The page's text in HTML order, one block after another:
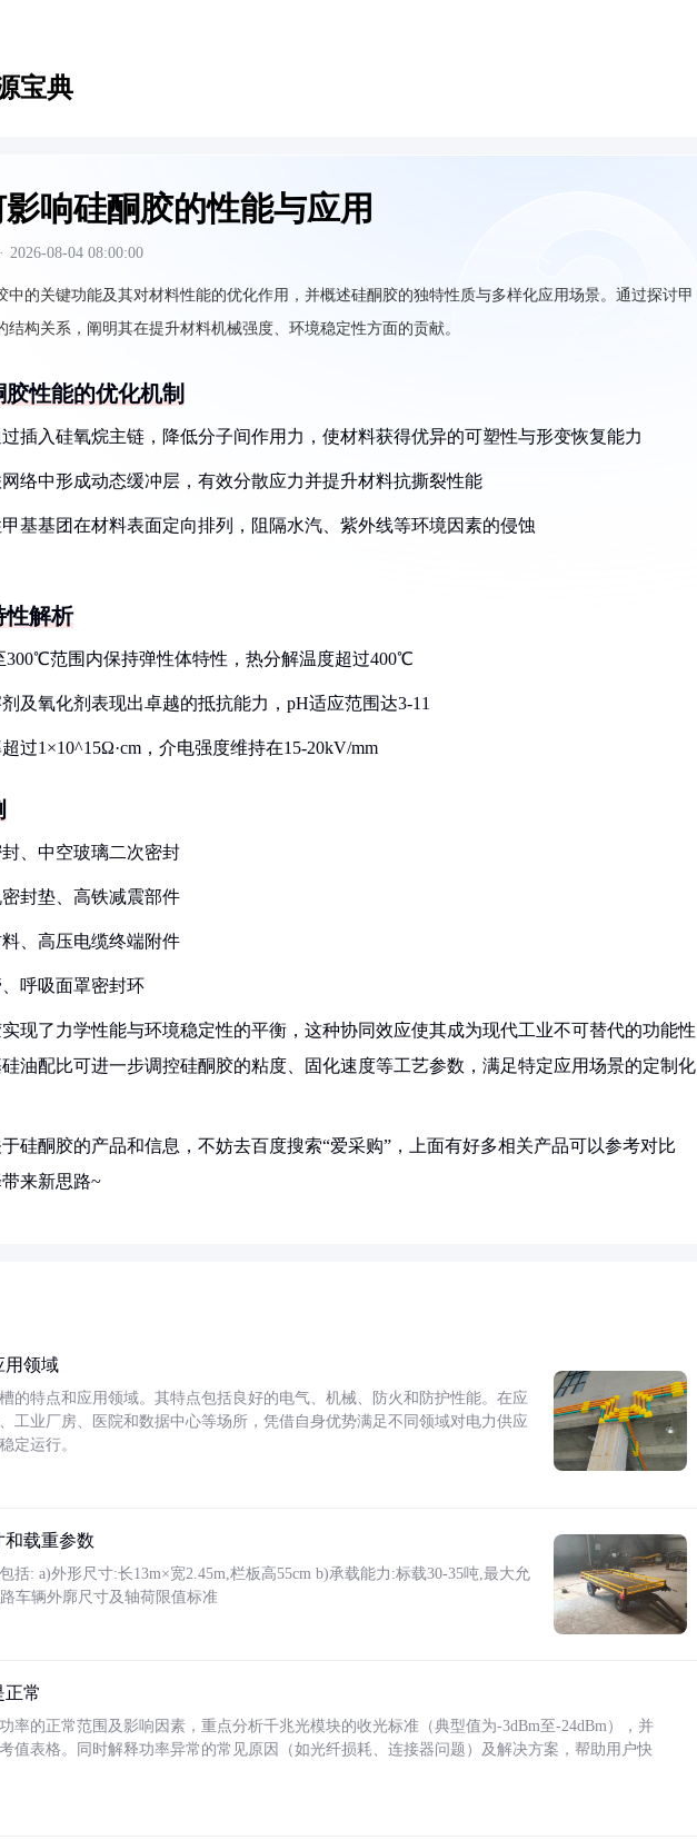
宝典
响硅酮胶的性能与应用
· 2026-08-04 08:00:00
中的关键功能及其对材料性能的优化作用，并概述硅酮胶的独特性质与多样化应用场景。通过探讨甲
构关系，阐明其在提升材料机械强度、环境稳定性方面的贡献。
性能的优化机制
插入硅氧烷主链，降低分子间作用力，使材料获得优异的可塑性与形变恢复能力
络中形成动态缓冲层，有效分散应力并提升材料抗撕裂性能
基基团在材料表面定向排列，阻隔水汽、紫外线等环境因素的侵蚀
性解析
300℃范围内保持弹性体特性，热分解温度超过400℃
及氧化剂表现出卓越的抵抗能力，pH适应范围达3-11
过1×10^15Ω·cm，介电强度维持在15-20kV/mm
、中空玻璃二次密封
封垫、高铁减震部件
、高压电缆终端附件
呼吸面罩密封环
现了力学性能与环境稳定性的平衡，这种协同效应使其成为现代工业不可替代的功能性
油配比可进一步调控硅酮胶的粘度、固化速度等工艺参数，满足特定应用场景的定制化
硅酮胶的产品和信息，不妨去百度搜索“爱采购”，上面有好多相关产品可以参考对比
来新思路~
用领域
的特点和应用领域。其特点包括良好的电气、机械、防火和防护性能。在应
工业厂房、医院和数据中心等场所，凭借自身优势满足不同领域对电力供应
定运行。
和载重参数
括: a)外形尺寸:长13m×宽2.45m,栏板高55cm b)承载能力:标载30-35吨,最大允
车辆外廓尺寸及轴荷限值标准
正常
率的正常范围及影响因素，重点分析千兆光模块的收光标准（典型值为-3dBm至-24dBm），并
值表格。同时解释功率异常的常见原因（如光纤损耗、连接器问题）及解决方案，帮助用户快